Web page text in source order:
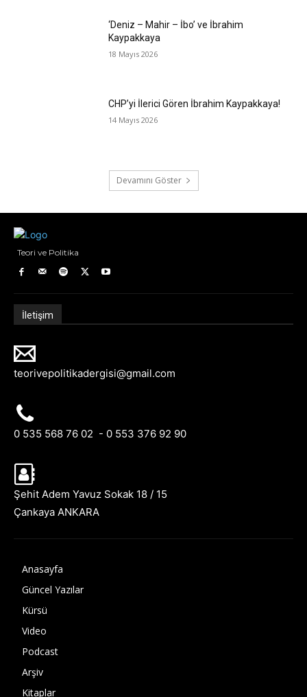
‘Deniz – Mahir – İbo’ ve İbrahim
Kaypakkaya
18 Mayıs 2026
CHP’yi İlerici Gören İbrahim Kaypakkaya!
14 Mayıs 2026
Devamını Göster
Teori ve Politika
İletişim
teorivepolitikadergisi@gmail.com
0 535 568 76 02 - 0 553 376 92 90
Şehit Adem Yavuz Sokak 18 / 15
Çankaya ANKARA
Anasayfa
Güncel Yazılar
Kürsü
Video
Podcast
Arşiv
Kitaplar